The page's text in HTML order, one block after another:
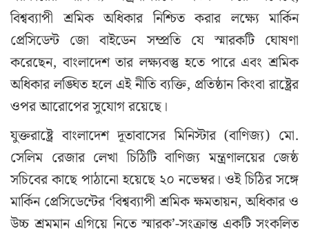
বিশ্বব্যাপী শ্রমিক অধিকার নিশ্চিত করার লক্ষ্যে মার্কিন
প্রেসিডেন্ট জো বাইডেন সম্প্রতি যে স্মারকটি ঘোষণা
করেছেন, বাংলাদেশ তার লক্ষ্যবস্তু হতে পারে এবং শ্রমিক
অধিকার লঙ্ঘিত হলে এই নীতি ব্যক্তি, প্রতিষ্ঠান কিংবা রাষ্ট্রের
ওপর আরোপের সুযোগ রয়েছে।
যুক্তরাষ্ট্রে বাংলাদেশ দূতাবাসের মিনিস্টার (বাণিজ্য) মো.
সেলিম রেজার লেখা চিঠিটি বাণিজ্য মন্ত্রণালয়ের জেষ্ঠ
সচিবের কাছে পাঠানো হয়েছে ২০ নভেম্বর। ওই চিঠির সঙ্গে
মার্কিন প্রেসিডেন্টের ‘বিশ্বব্যাপী শ্রমিক ক্ষমতায়ন, অধিকার ও
উচ্চ শ্রমমান এগিয়ে নিতে স্মারক’-সংক্রান্ত একটি সংকলিত